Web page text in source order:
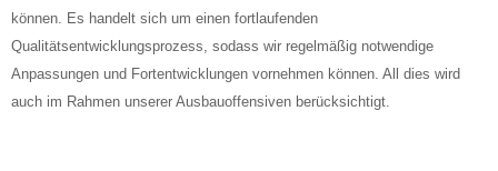
können. Es handelt sich um einen fortlaufenden
Qualitätsentwicklungsprozess, sodass wir regelmäßig notwendige
Anpassungen und Fortentwicklungen vornehmen können. All dies wird
auch im Rahmen unserer Ausbauoffensiven berücksichtigt.